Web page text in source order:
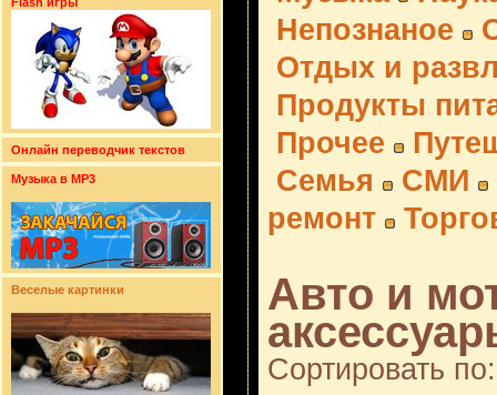
Онлайн переводчик текстов
Музыка в MP3
Веселые картинки
Непознаное
Отдых и
Продукты
Прочее
Семья
СМИ
ремонт
Авто и
Сортировать